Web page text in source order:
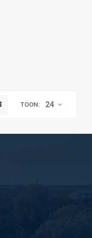
TOON: 24